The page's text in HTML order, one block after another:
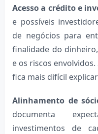
Acesso a crédito e
e possíveis
de negócios para
finalidade do
e os riscos
fica mais difícil
Alinhamento de
documenta
investimentos de